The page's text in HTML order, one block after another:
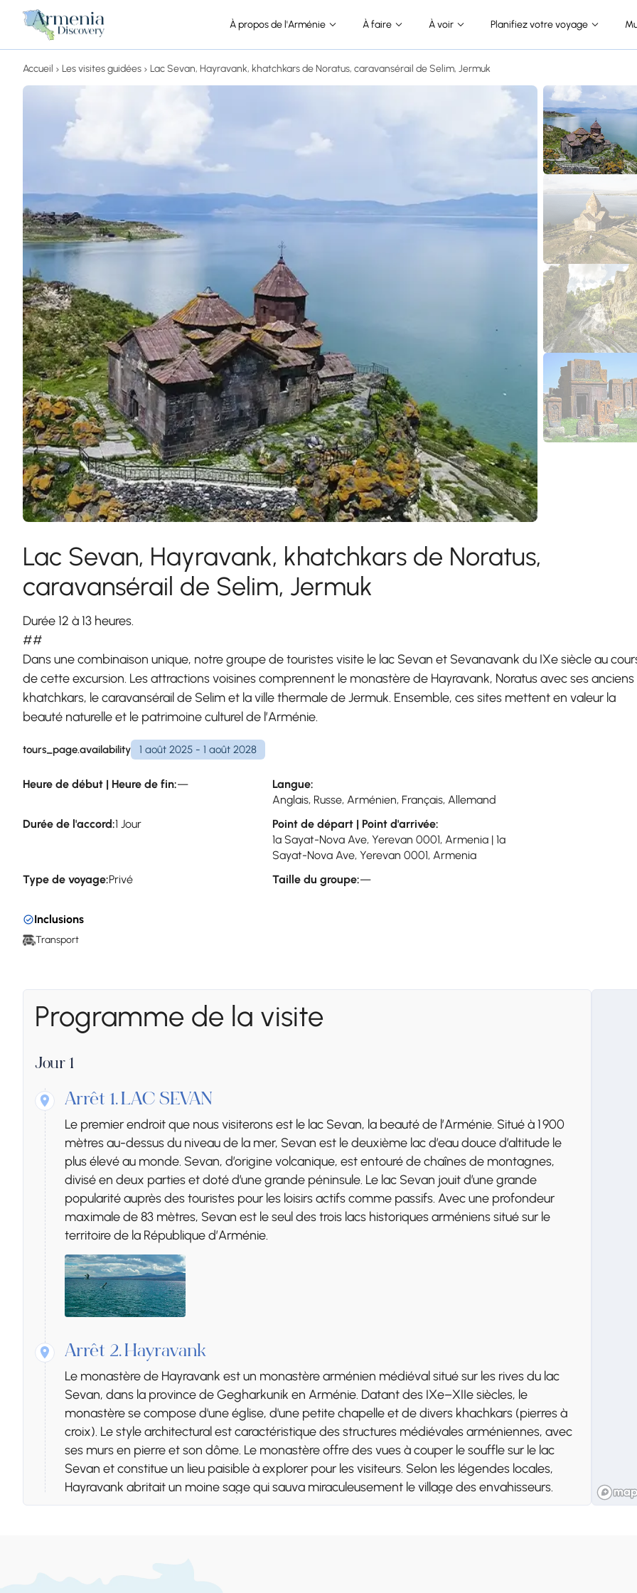
À propos de l'Arménie À faire À voir Planifiez votre voyage
Accueil Les visites guidées Lac Sevan, Hayravank, khatchkars de Noratus, caravansérail de Selim, Jermuk
Lac Sevan, Hayravank, khatchkars de Noratus,
caravansérail de Selim, Jermuk
Durée 12 à 13 heures.
##
Dans une combinaison unique, notre groupe de touristes visite le lac Sevan et Sevanavank du IXe siècle au
de cette excursion. Les attractions voisines comprennent le monastère de Hayravank, Noratus avec ses anciens
khatchkars, le caravansérail de Selim et la ville thermale de Jermuk. Ensemble, ces sites mettent en valeur la
beauté naturelle et le patrimoine culturel de l’Arménie.
tours_page.availability 1 août 2025 - 1 août 2028
Heure de début | Heure de fin:—
Langue:
Anglais, Russe, Arménien, Français, Allemand
Durée de l'accord:1 Jour
Point de départ | Point d'arrivée:
1a Sayat-Nova Ave, Yerevan 0001, Armenia | 1a
Sayat-Nova Ave, Yerevan 0001, Armenia
Type de voyage:Privé Taille du groupe:—
Inclusions
Transport
Programme de la visite
Jour 1
Arrêt 1. LAC SEVAN
Le premier endroit que nous visiterons est le lac Sevan, la beauté de l’Arménie. Situé à 1 900
mètres au-dessus du niveau de la mer, Sevan est le deuxième lac d’eau douce d’altitude le
plus élevé au monde. Sevan, d’origine volcanique, est entouré de chaînes de montagnes,
divisé en deux parties et doté d’une grande péninsule. Le lac Sevan jouit d’une grande
popularité auprès des touristes pour les loisirs actifs comme passifs. Avec une profondeur
maximale de 83 mètres, Sevan est le seul des trois lacs historiques arméniens situé sur le
territoire de la République d’Arménie.
Arrêt 2. Hayravank
Le monastère de Hayravank est un monastère arménien médiéval situé sur les rives du lac
Sevan, dans la province de Gegharkunik en Arménie. Datant des IXe–XIIe siècles, le
monastère se compose d'une église, d'une petite chapelle et de divers khachkars (pierres à
croix). Le style architectural est caractéristique des structures médiévales arméniennes, avec
ses murs en pierre et son dôme. Le monastère offre des vues à couper le souffle sur le lac
Sevan et constitue un lieu paisible à explorer pour les visiteurs. Selon les légendes locales,
Hayravank abritait un moine sage qui sauva miraculeusement le village des envahisseurs.
Aujourd'hui, il demeure un site historique et culturel important, attirant à la fois les touristes et